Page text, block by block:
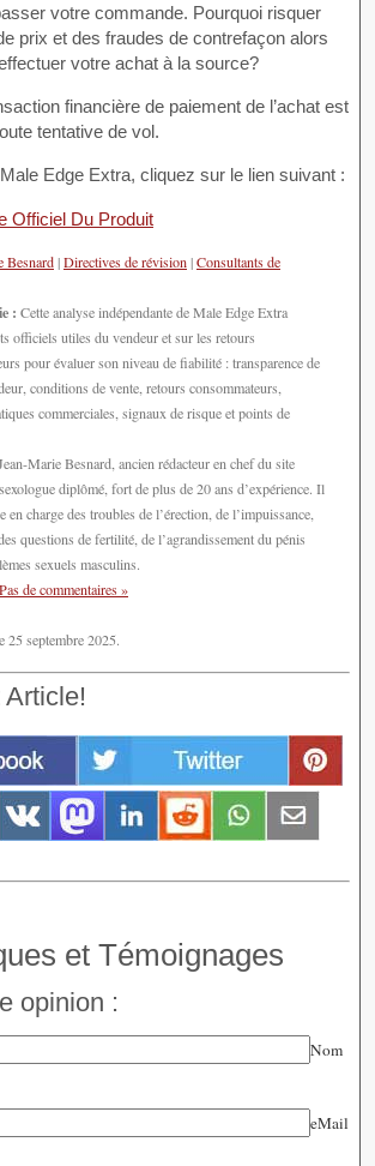
votre commande. Pourquoi risquer
prix et des fraudes de contrefaçon alors
votre achat à la source?
financière de paiement de l’achat est
tentative de vol.
Edge Extra, cliquez sur le lien suivant :
Besnard|Directives de révision|Consultants de
: Cette analyse indépendante de Male Edge Extra
officiels utiles du vendeur et sur les retours
pour évaluer son niveau de fiabilité : transparence de
conditions de vente, retours consommateurs,
commerciales, signaux de risque et points de
Marie Besnard, ancien rédacteur en chef du site
diplômé, fort de plus de 20 ans d’expérience. Il
en charge des troubles de l’érection, de l’impuissance,
questions de fertilité, de l’agrandissement du pénis
sexuels masculins.
Pas de commentaires »
25 septembre 2025.
et Témoignages
opinion :
Nom
eMail